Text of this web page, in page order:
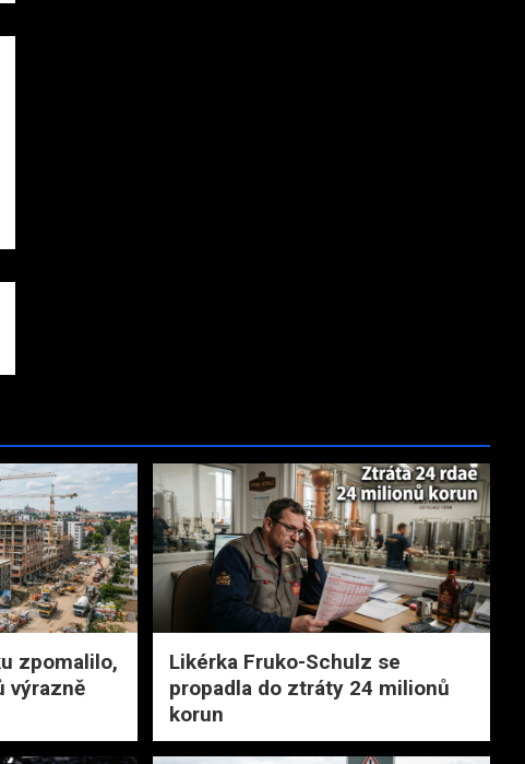
zpomalilo,
výrazně
Likérka Fruko-Schulz se
propadla do ztráty 24 milionů
korun